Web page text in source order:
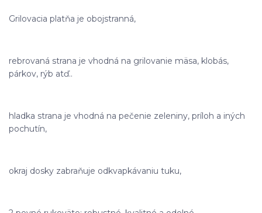
Grilovacia platňa je obojstranná,
rebrovaná strana je vhodná na grilovanie mäsa, klobás,
párkov, rýb atď..
hladka strana je vhodná na pečenie zeleniny, príloh a iných
pochutín,
okraj dosky zabraňuje odkvapkávaniu tuku,